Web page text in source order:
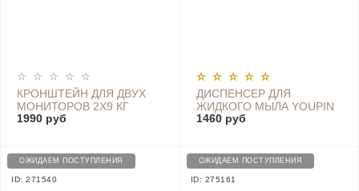
КРОНШТЕЙН ДЛЯ ДВУХ
МОНИТОРОВ 2Х9 КГ
17"-32" VESA 100X100 ИЛИ
1990 руб
ДИСПЕНСЕР ДЛЯ
ЖИДКОГО МЫЛА YOUPIN
С СЕНСОРНЫМ
WHITE
1460 руб
ОЖИДАЕМ ПОСТУПЛЕНИЯ
ID: 271540
ОЖИДАЕМ ПОСТУПЛЕНИЯ
ID: 275161